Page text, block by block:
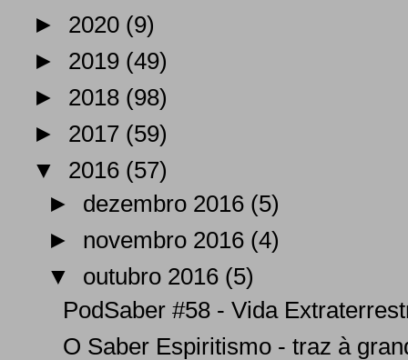
► 2020 (9)
► 2019 (49)
► 2018 (98)
► 2017 (59)
▼ 2016 (57)
► dezembro 2016 (5)
► novembro 2016 (4)
▼ outubro 2016 (5)
PodSaber #58 - Vida
O Saber Espiritismo - traz à